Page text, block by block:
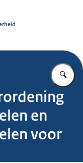
en
voor